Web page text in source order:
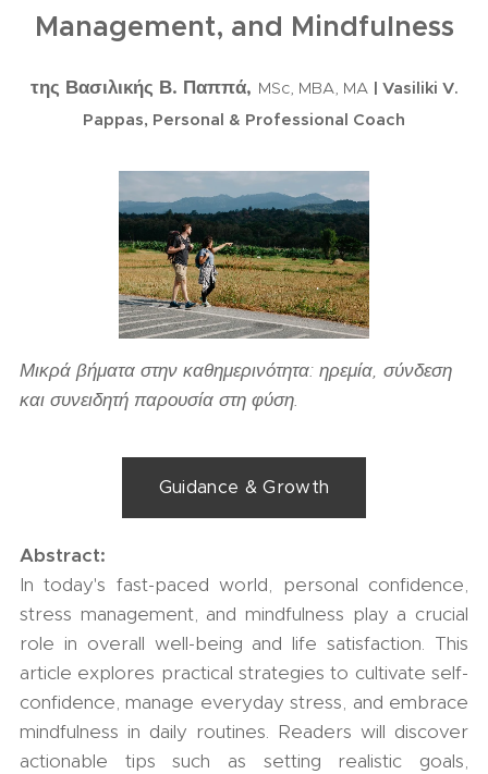
Management, and Mindfulness
της Βασιλικής Β. Παππά, MSc, MBA, MA| Vasiliki V.
Pappas, Personal & Professional Coach
Μικρά βήματα στην καθημερινότητα: ηρεμία, σύνδεση
και συνειδητή παρουσία στη φύση.
Guidance & Growth
Abstract:
In today's fast-paced world, personal confidence,
stress management, and mindfulness play a crucial
role in overall well-being and life satisfaction. This
article explores practical strategies to cultivate self-
confidence, manage everyday stress, and embrace
mindfulness in daily routines. Readers will discover
actionable tips such as setting realistic goals,